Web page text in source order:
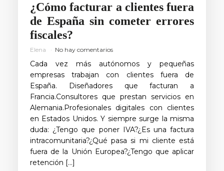
¿Cómo facturar a clientes fuera
de España sin cometer errores
fiscales?
Elena No hay comentarios
Cada vez más autónomos y pequeñas
empresas trabajan con clientes fuera de
España. Diseñadores que facturan a
Francia.Consultores que prestan servicios en
Alemania.Profesionales digitales con clientes
en Estados Unidos. Y siempre surge la misma
duda: ¿Tengo que poner IVA?¿Es una factura
intracomunitaria?¿Qué pasa si mi cliente está
fuera de la Unión Europea?¿Tengo que aplicar
retención […]